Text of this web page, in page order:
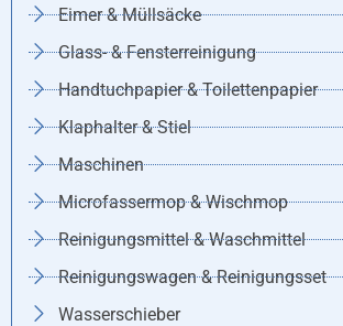
Eimer & Müllsäcke
Glass- & Fensterreinigung
Handtuchpapier & Toilettenpapier
Klaphalter & Stiel
Maschinen
Microfassermop & Wischmop
Reinigungsmittel & Waschmittel
Reinigungswagen & Reinigungsset
Wasserschieber